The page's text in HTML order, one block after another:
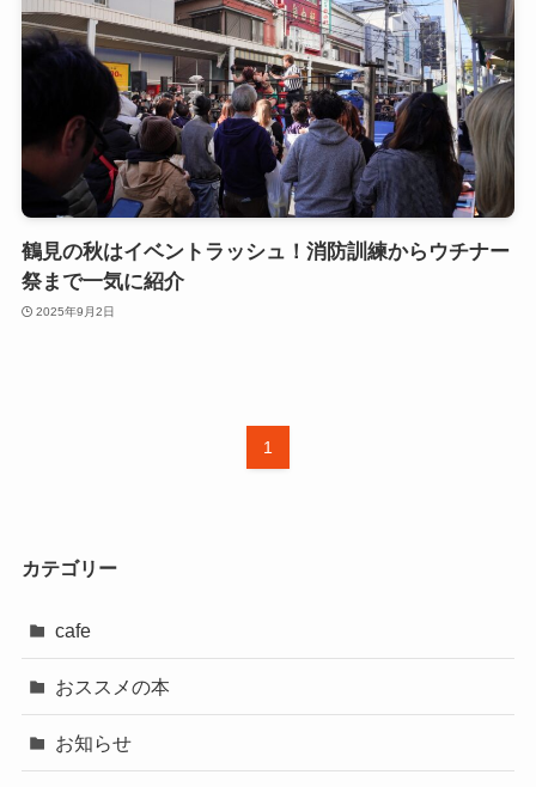
鶴見の秋はイベントラッシュ！消防訓練からウチナー
祭まで一気に紹介
2025年9月2日
1
カテゴリー
cafe
おススメの本
お知らせ